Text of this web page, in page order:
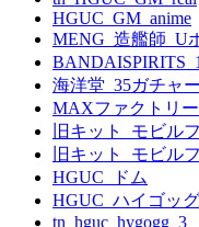
HGUC_GM_anime
MENG_造艦師_U
海洋堂_35ガチャ
MAXファクトリ
旧キット_モビル
旧キット_モビル
HGUC_ドム
HGUC_ハイゴッグ
tn_hguc_hygogg_3